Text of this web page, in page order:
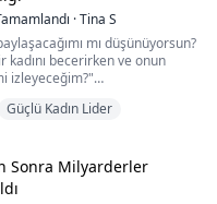
·Tina S
mı düşünüyorsun?
kadını becerirken ve onun
izleyeceğim?"
dokunmazdım." Eşim
kabul etmeyi, böyle
Güçlü Kadın Lider
Sonra Milyarderler